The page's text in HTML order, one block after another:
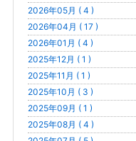
2026年05月 ( 4 )
2026年04月 ( 17 )
2026年01月 ( 4 )
2025年12月 ( 1 )
2025年11月 ( 1 )
2025年10月 ( 3 )
2025年09月 ( 1 )
2025年08月 ( 4 )